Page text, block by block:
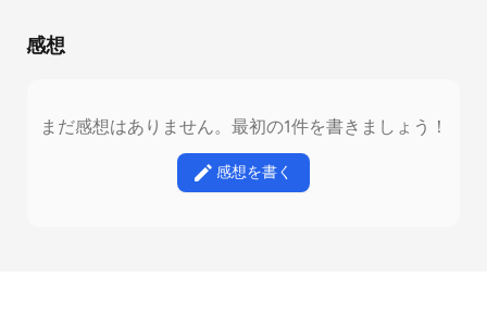
感想
まだ感想はありません。最初の1件を書きましょう！
感想を書く